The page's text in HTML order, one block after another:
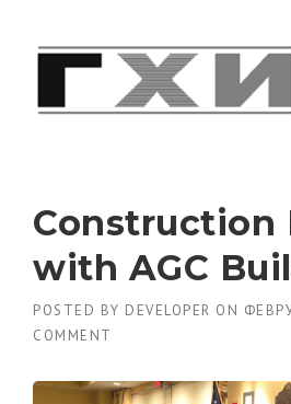
Construction
with AGC
POSTED BY DEVELOPER ON
COMMENT